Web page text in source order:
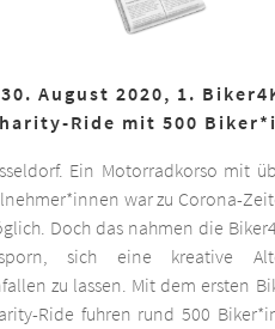
30. August 2020, 1.
Ride mit 500
Ein Motorradkorso mit
war zu Corona-
Doch das nahmen die
sich eine kreative
zu lassen. Mit dem ersten
Ride fuhren rund 500